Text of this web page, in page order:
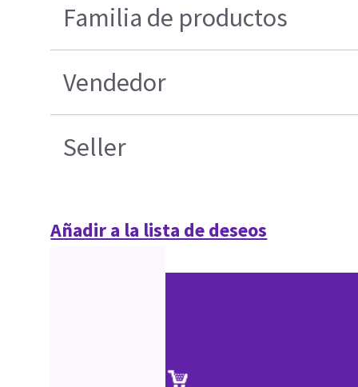
Familia de productos
Vendedor
Seller
Añadir a la lista de deseos